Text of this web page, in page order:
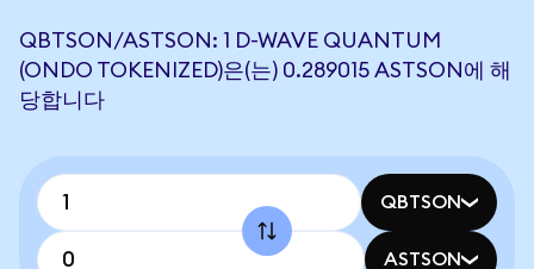
QBTSON/ASTSON: 1 D-WAVE QUANTUM
(ONDO TOKENIZED)은(는) 0.289015 ASTSON에 해
당합니다
QBTSON
ASTSON